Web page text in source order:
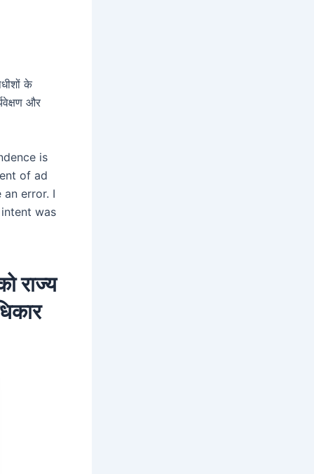
के
और
is
of ad
an error. I
was
राज्य